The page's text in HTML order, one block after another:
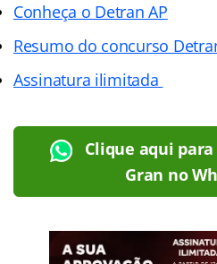
Conheça o Detran AP
Resumo do concurso
Assinatura ilimitada
Clique aqui
Gran no